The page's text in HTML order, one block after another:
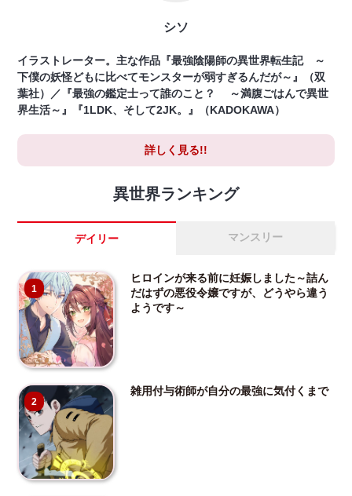
シソ
イラストレーター。主な作品『最強陰陽師の異世界転生記 ～
下僕の妖怪どもに比べてモンスターが弱すぎるんだが～』（双
葉社）／『最強の鑑定士って誰のこと？ ～満腹ごはんで異世
界生活～』『1LDK、そして2JK。』（KADOKAWA）
詳しく見る!!
異世界ランキング
デイリー マンスリー
1
ヒロインが来る前に妊娠しました～詰ん
だはずの悪役令嬢ですが、どうやら違う
ようです～
2
雑用付与術師が自分の最強に気付くまで